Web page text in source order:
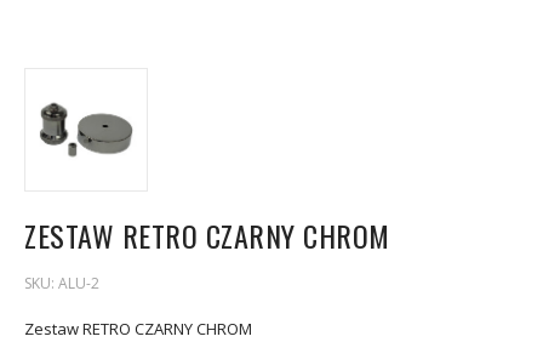
ZESTAW RETRO CZARNY CHROM
SKU: ALU-2
Zestaw RETRO CZARNY CHROM